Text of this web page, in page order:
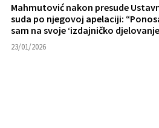
Mahmutović nakon presude
suda po njegovoj apelaciji:
sam na svoje ‘izdajničko
23/01/2026